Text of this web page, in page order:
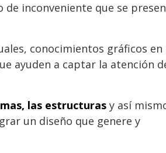
inconveniente que se
conocimientos gráficos en
ayuden a captar la atención
las estructuras y así
un diseño que genere y